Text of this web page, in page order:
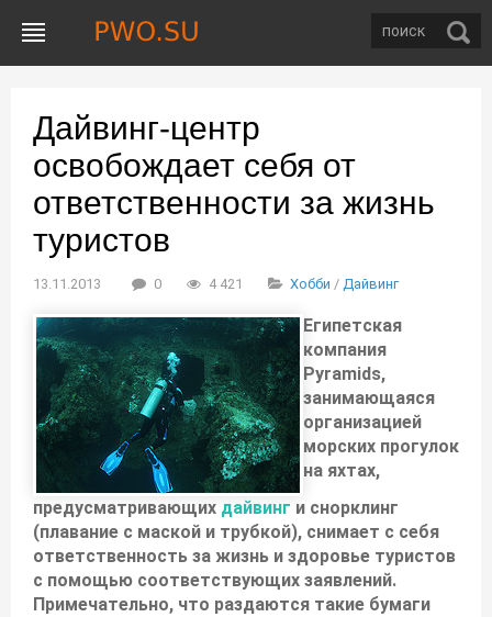
Дайвинг-центр
освобождает себя от
ответственности за жизнь
туристов
13.11.2013 0 4 421 Хобби / Дайвинг
Египетская
компания
Pyramids,
занимающаяся
организацией
морских прогулок
на яхтах,
предусматривающих дайвинг и снорклинг
(плавание с маской и трубкой), снимает с себя
ответственность за жизнь и здоровье туристов
с помощью соответствующих заявлений.
Примечательно, что раздаются такие бумаги